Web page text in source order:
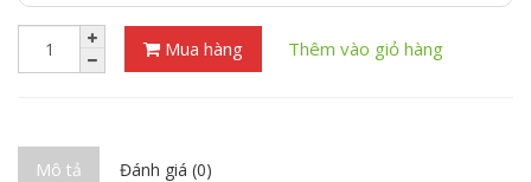
Mua hàng Thêm vào giỏ hàng
Mô tả Đánh giá (0)